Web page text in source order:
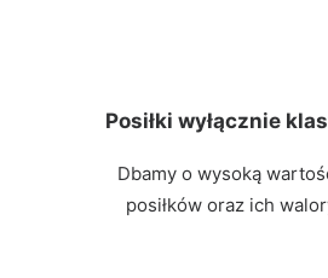
Posiłki wyłącznie
Dbamy o wysoką
posiłków oraz ich